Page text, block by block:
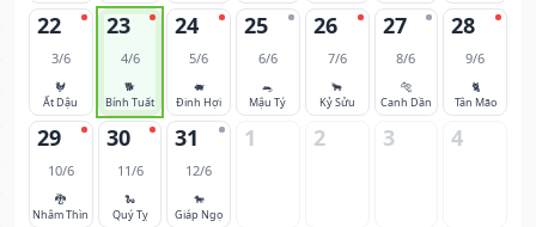
22
3/6
🐓
Ất Dậu
23
4/6
🐕
Bính Tuất
24
5/6
🐖
Đinh Hợi
25
6/6
🐀
Mậu Tý
26
7/6
🐂
Kỷ Sửu
27
8/6
🐅
Canh Dần
28
9/6
🐈
Tân Mão
29
10/6
🐉
Nhâm Thìn
30
11/6
🐍
Quý Tỵ
31
12/6
🐎
Giáp Ngọ
1 2 3 4